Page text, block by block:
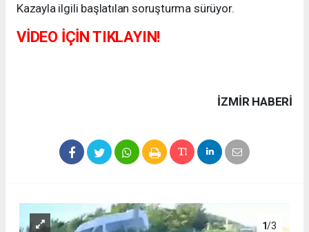
Kazayla ilgili başlatılan soruşturma sürüyor.
VİDEO İÇİN TIKLAYIN!
İZMIR HABERİ
1/3